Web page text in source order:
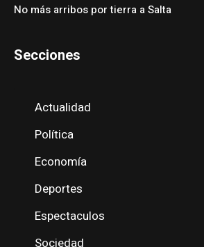
No más arribos por tierra a Salta
Secciones
Actualidad
Política
Economía
Deportes
Espectaculos
Sociedad